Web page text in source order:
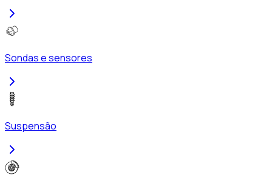
Sondas e sensores
Suspensão